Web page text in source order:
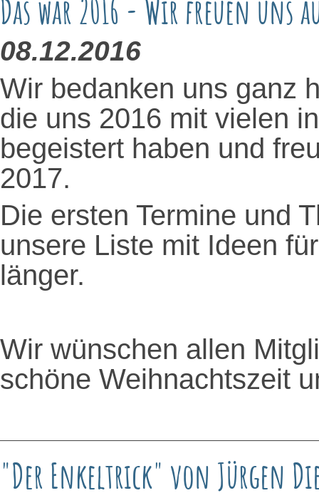
Das war 2016 - Wir freuen uns
08.12.2016
Wir bedanken uns ganz
die uns 2016 mit vielen
begeistert haben und
2017.
Die ersten Termine und
unsere Liste mit Ideen
länger.
Wir wünschen allen
schöne Weihnachtszeit
"Der Enkeltrick" von Jürgen